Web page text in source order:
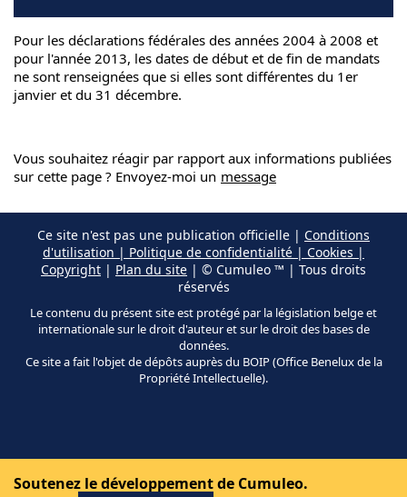
Pour les déclarations fédérales des années 2004 à 2008 et
pour l'année 2013, les dates de début et de fin de mandats
ne sont renseignées que si elles sont différentes du 1er
janvier et du 31 décembre.
Vous souhaitez réagir par rapport aux informations publiées
sur cette page ? Envoyez-moi un message
Ce site n'est pas une publication officielle | Conditions
d'utilisation | Politique de confidentialité | Cookies |
Copyright | Plan du site | © Cumuleo ™ | Tous droits
réservés
Le contenu du présent site est protégé par la législation belge et
internationale sur le droit d'auteur et sur le droit des bases de
données.
Ce site a fait l'objet de dépôts auprès du BOIP (Office Benelux de la
Propriété Intellectuelle).
Soutenez le développement de Cumuleo.